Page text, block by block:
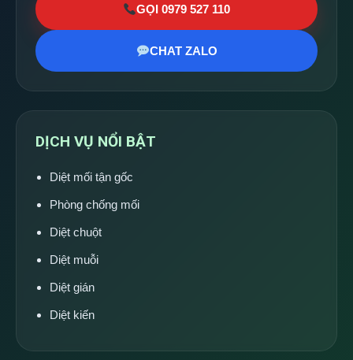
GỌI 0979 527 110
CHAT ZALO
DỊCH VỤ NỔI BẬT
Diệt mối tận gốc
Phòng chống mối
Diệt chuột
Diệt muỗi
Diệt gián
Diệt kiến